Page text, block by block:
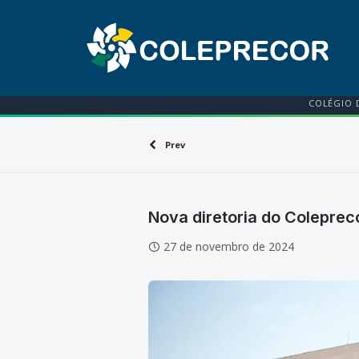
COLÉGIO
Prev
Nova diretoria do
27 de novembro de 2024